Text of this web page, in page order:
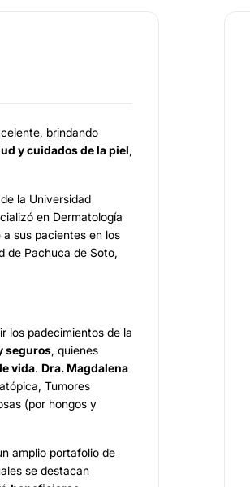
brindando
y cuidados de la piel,
la Universidad
en Dermatología
sus pacientes en los
de Pachuca de Soto,
los padecimientos de la
seguros, quienes
vida. Dra. Magdalena
Tumores
(por hongos y
amplio portafolio de
se destacan